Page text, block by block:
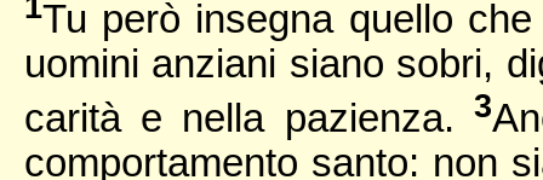
Tu però insegna quello
uomini anziani siano sobri,
carità e nella pazienza. 3
comportamento santo: non